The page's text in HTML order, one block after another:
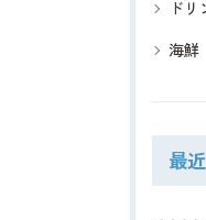
ド
海鮮
最